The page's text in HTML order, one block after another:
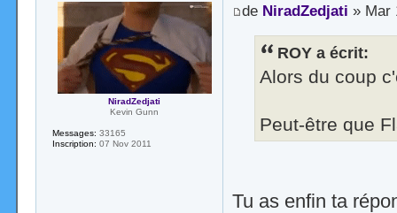
de NiradZedjati » Mar
ROY a écrit:
Alors du coup
Peut-être que
Tu as enfin ta
NiradZedjati
Kevin Gunn
Messages: 33165
Inscription: 07 Nov 2011